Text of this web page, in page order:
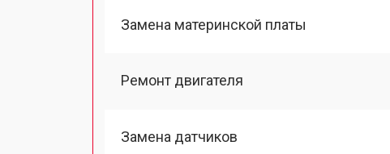
Замена материнской платы
Ремонт двигателя
Замена датчиков